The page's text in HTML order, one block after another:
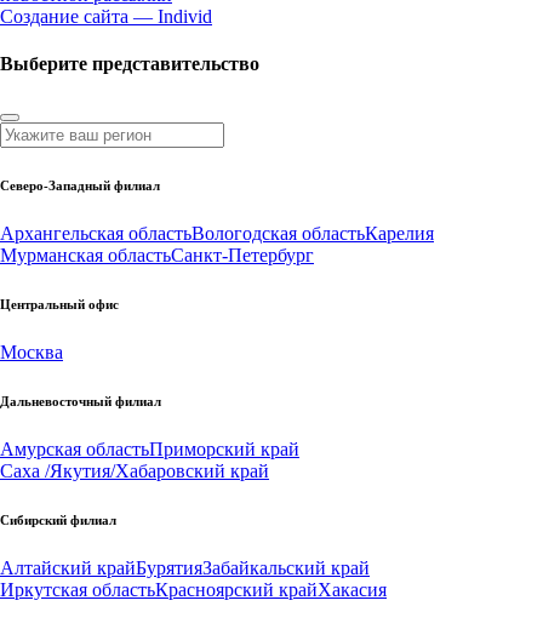
Создание сайта — Individ
Выберите представительство
Северо-Западный филиал
Архангельская областьВологодская областьКарелия
Мурманская областьСанкт-Петербург
Центральный офис
Москва
Дальневосточный филиал
Амурская областьПриморский край
Саха /Якутия/Хабаровский край
Сибирский филиал
Алтайский крайБурятияЗабайкальский край
Иркутская областьКрасноярский крайХакасия